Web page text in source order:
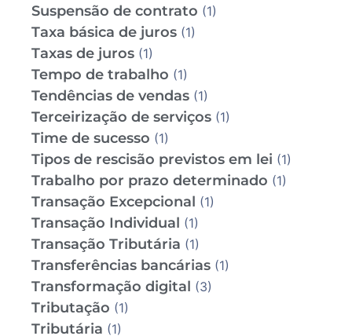
Suspensão de contrato (1)
Taxa básica de juros (1)
Taxas de juros (1)
Tempo de trabalho (1)
Tendências de vendas (1)
Terceirização de serviços (1)
Time de sucesso (1)
Tipos de rescisão previstos em lei (1)
Trabalho por prazo determinado (1)
Transação Excepcional (1)
Transação Individual (1)
Transação Tributária (1)
Transferências bancárias (1)
Transformação digital (3)
Tributação (1)
Tributária (1)